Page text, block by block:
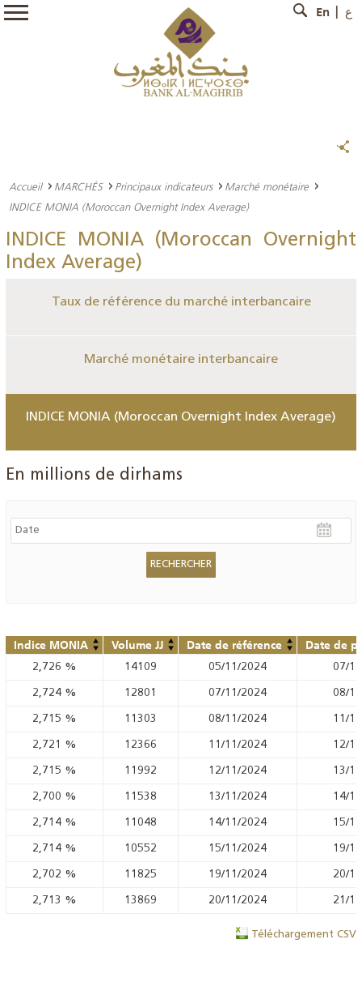
En ع
Accueil MARCHÉS Principaux indicateurs
Marché monétaire
INDICE MONIA (Moroccan Overnight Index Average)
INDICE MONIA (Moroccan Overnight
Index Average)
Taux de référence du marché interbancaire
Marché monétaire interbancaire
INDICE MONIA (Moroccan Overnight Index Average)
En millions de dirhams
Indice MONIA Volume JJ Date de référence Date de
2,726 % 14109 05/11/2024 07/
2,724 % 12801 07/11/2024 08/
2,715 % 11303 08/11/2024 11/
2,721 % 12366 11/11/2024 12/
2,715 % 11992 12/11/2024 13/
2,700 % 11538 13/11/2024 14/
2,714 % 11048 14/11/2024 15/
2,714 % 10552 15/11/2024 19/
2,702 % 11825 19/11/2024 20/
2,713 % 13869 20/11/2024 21/
Téléchargement CSV